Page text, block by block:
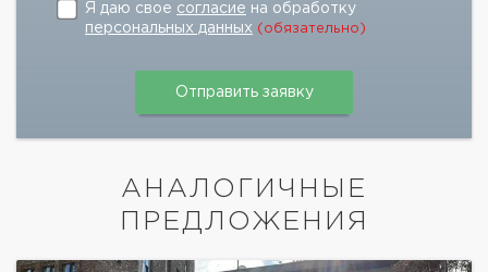
Я даю свое согласие на обработку
персональных данных (обязательно)
АНАЛОГИЧНЫЕ
ПРЕДЛОЖЕНИЯ